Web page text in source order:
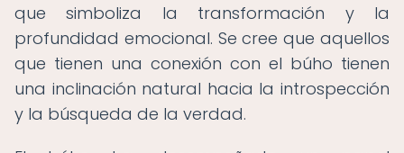
que simboliza la transformación y la
profundidad emocional. Se cree que aquellos
que tienen una conexión con el búho tienen
una inclinación natural hacia la introspección
y la búsqueda de la verdad.